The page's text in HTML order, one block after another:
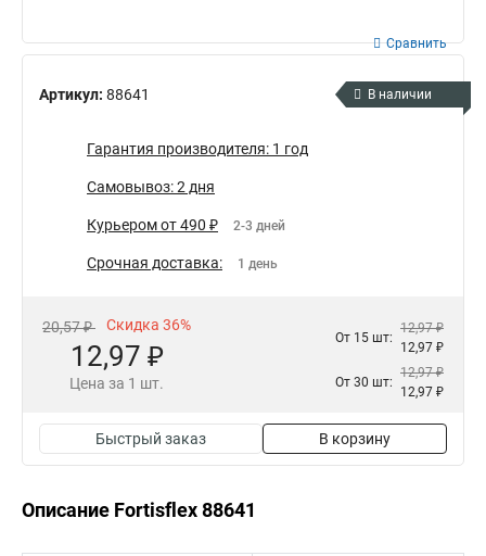
Артикул: 88641
Сравнить
В наличии
Гарантия производителя: 1 год
Самовывоз: 2 дня
Курьером от 490 ₽ 2-3 дней
Срочная доставка: 1 день
20,57 ₽ Скидка 36%
12,97 ₽
Цена за 1 шт.
От 15 шт:
12,97 ₽
12,97 ₽
От 30 шт:
12,97 ₽
12,97 ₽
Быстрый заказ В корзину
Описание Fortisflex 88641